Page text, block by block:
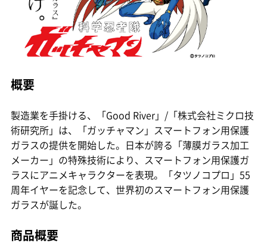
概要
製造業を手掛ける、「Good River」/「株式会社ミクロ技
術研究所」は、「ガッチャマン」スマートフォン用保護
ガラスの提供を開始した。日本が誇る「薄膜ガラス加工
メーカー」の特殊技術により、スマートフォン用保護ガ
ラスにアニメキャラクターを表現。「タツノコプロ」55
周年イヤーを記念して、世界初のスマートフォン用保護
ガラスが誕した。
商品概要